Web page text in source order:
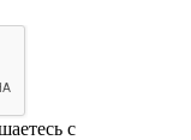
с